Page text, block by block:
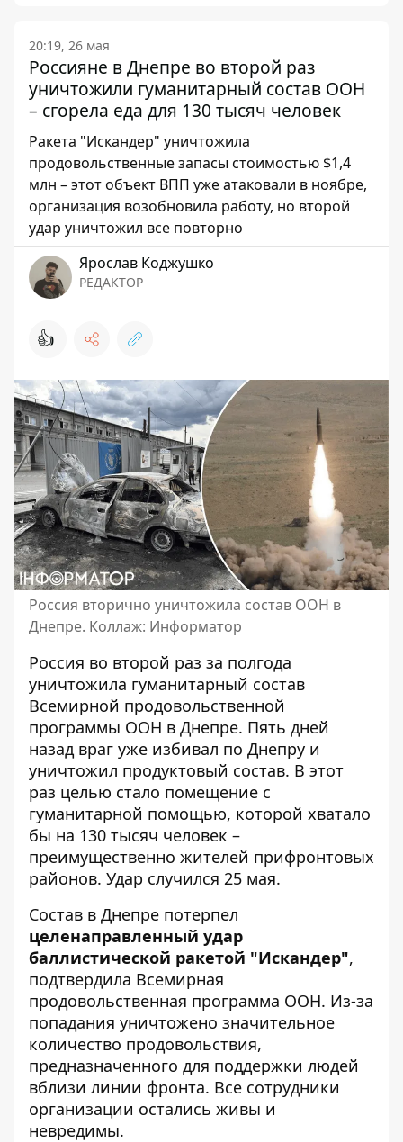
20:19, 26 мая
Россияне в Днепре во второй раз
уничтожили гуманитарный состав ООН
– сгорела еда для 130 тысяч человек
Ракета "Искандер" уничтожила
продовольственные запасы стоимостью $1,4
млн – этот объект ВПП уже атаковали в ноябре,
организация возобновила работу, но второй
удар уничтожил все повторно
Ярослав Коджушко
РЕДАКТОР
👍
Россия вторично уничтожила состав ООН в
Днепре. Коллаж: Информатор
Россия во второй раз за полгода
уничтожила гуманитарный состав
Всемирной продовольственной
программы ООН в Днепре. Пять дней
назад враг уже избивал по Днепру и
уничтожил продуктовый состав. В этот
раз целью стало помещение с
гуманитарной помощью, которой хватало
бы на 130 тысяч человек –
преимущественно жителей прифронтовых
районов. Удар случился 25 мая.
Состав в Днепре потерпел
целенаправленный удар
баллистической ракетой "Искандер",
подтвердила Всемирная
продовольственная программа ООН. Из-за
попадания уничтожено значительное
количество продовольствия,
предназначенного для поддержки людей
вблизи линии фронта. Все сотрудники
организации остались живы и
невредимы.